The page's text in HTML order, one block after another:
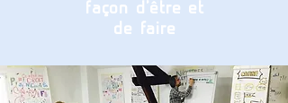
façon d'être et
de faire